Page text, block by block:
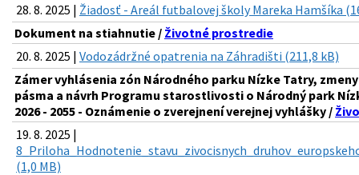
28. 8. 2025 | Žiadosť - Areál futbalovej školy Mareka Hamšíka
Dokument na stiahnutie / Životné prostredie
20. 8. 2025 | Vodozádržné opatrenia na Záhradišti (211,8 kB)
Zámer vyhlásenia zón Národného parku Nízke Tatry,
pásma a návrh Programu starostlivosti o Národný park
2026 - 2055 - Oznámenie o zverejnení verejnej vyhlášky /
19. 8. 2025 |
(1,0 MB)